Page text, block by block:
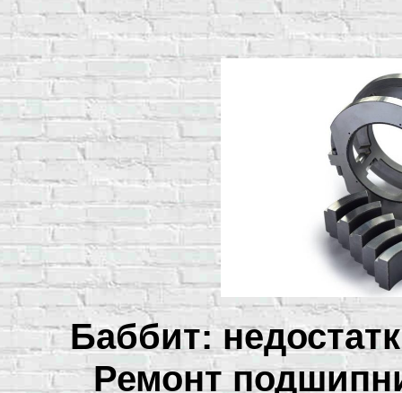
Баббит:
Ремонт